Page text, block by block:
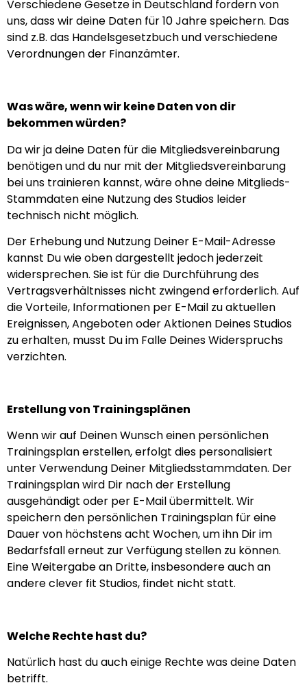
Verschiedene Gesetze in Deutschland fordern von
uns, dass wir deine Daten für 10 Jahre speichern. Das
sind z.B. das Handelsgesetzbuch und verschiedene
Verordnungen der Finanzämter.
Was wäre, wenn wir keine Daten von dir
bekommen würden?
Da wir ja deine Daten für die Mitgliedsvereinbarung
benötigen und du nur mit der Mitgliedsvereinbarung
bei uns trainieren kannst, wäre ohne deine Mitglieds-
Stammdaten eine Nutzung des Studios leider
technisch nicht möglich.
Der Erhebung und Nutzung Deiner E-Mail-Adresse
kannst Du wie oben dargestellt jedoch jederzeit
widersprechen. Sie ist für die Durchführung des
Vertragsverhältnisses nicht zwingend erforderlich. Auf
die Vorteile, Informationen per E-Mail zu aktuellen
Ereignissen, Angeboten oder Aktionen Deines Studios
zu erhalten, musst Du im Falle Deines Widerspruchs
verzichten.
Erstellung von Trainingsplänen
Wenn wir auf Deinen Wunsch einen persönlichen
Trainingsplan erstellen, erfolgt dies personalisiert
unter Verwendung Deiner Mitgliedsstammdaten. Der
Trainingsplan wird Dir nach der Erstellung
ausgehändigt oder per E-Mail übermittelt. Wir
speichern den persönlichen Trainingsplan für eine
Dauer von höchstens acht Wochen, um ihn Dir im
Bedarfsfall erneut zur Verfügung stellen zu können.
Eine Weitergabe an Dritte, insbesondere auch an
andere clever fit Studios, findet nicht statt.
Welche Rechte hast du?
Natürlich hast du auch einige Rechte was deine Daten
betrifft.